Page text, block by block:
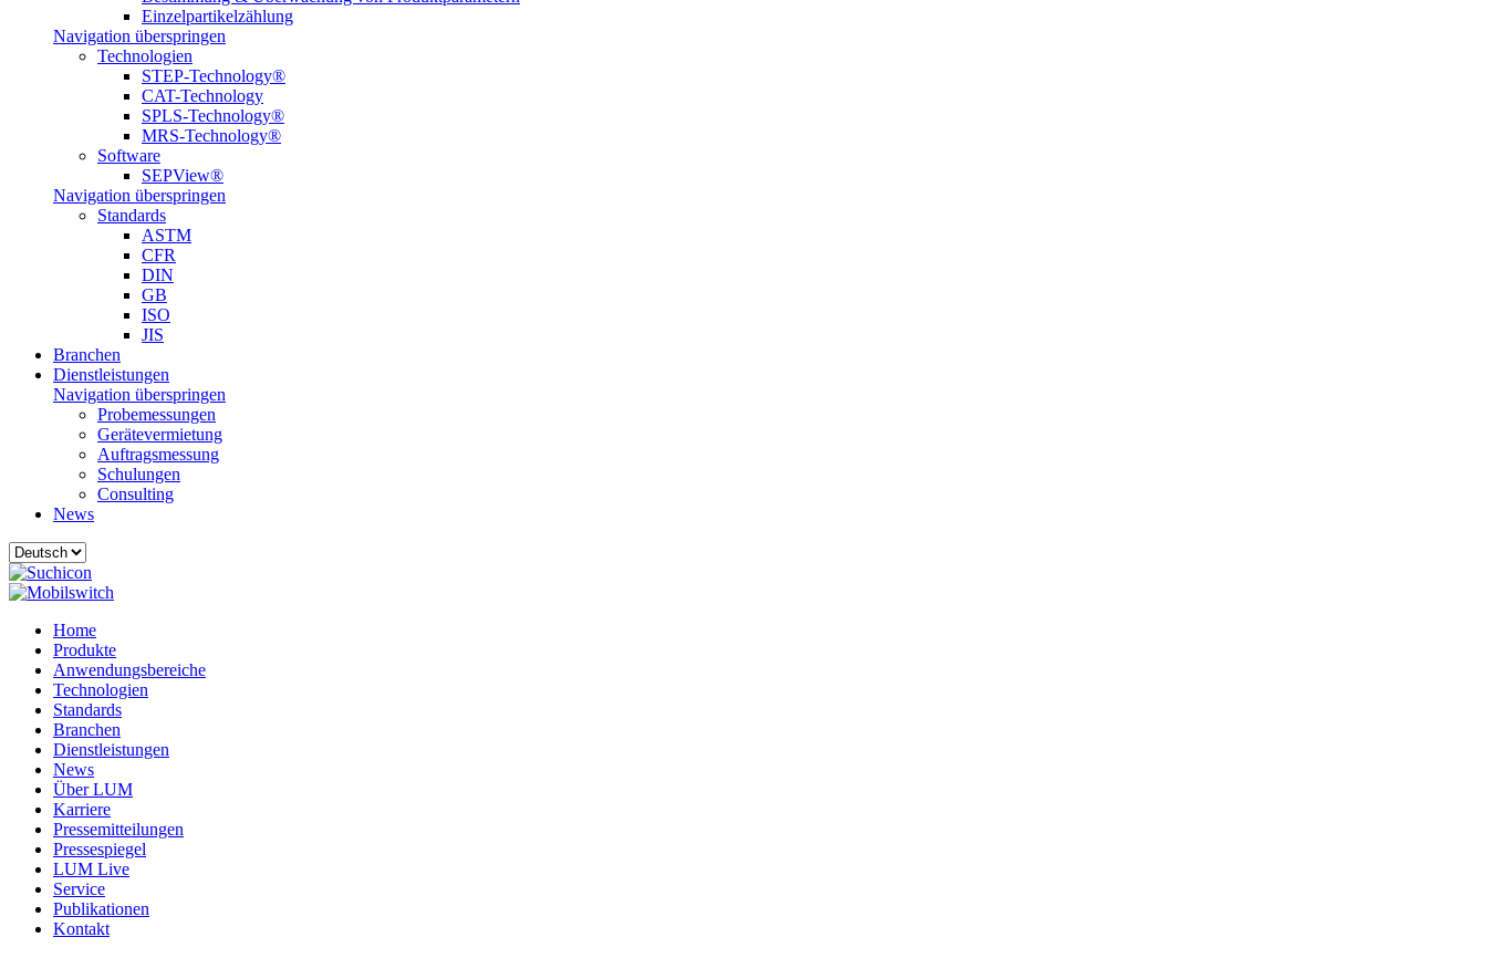
Einzelpartikelzählung
Navigation überspringen
Technologien
STEP-Technology®
CAT-Technology
SPLS-Technology®
MRS-Technology®
Software
SEPView®
Navigation überspringen
Standards
ASTM
CFR
DIN
GB
ISO
JIS
Branchen
Dienstleistungen
Navigation überspringen
Probemessungen
Gerätevermietung
Auftragsmessung
Schulungen
Consulting
News
Home
Produkte
Anwendungsbereiche
Technologien
Standards
Branchen
Dienstleistungen
News
Über LUM
Karriere
Pressemitteilungen
Pressespiegel
LUM Live
Service
Publikationen
Kontakt